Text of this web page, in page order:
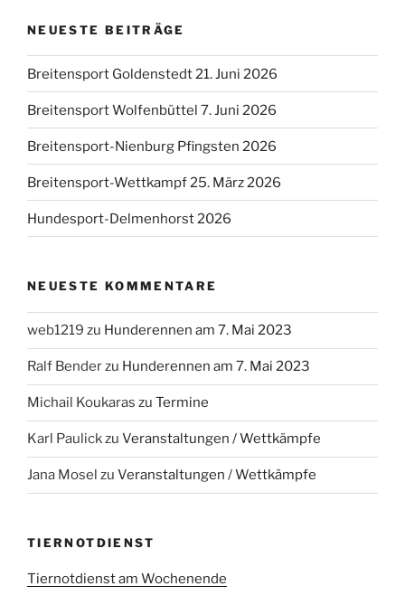
NEUESTE BEITRÄGE
Breitensport Goldenstedt 21. Juni 2026
Breitensport Wolfenbüttel 7. Juni 2026
Breitensport-Nienburg Pfingsten 2026
Breitensport-Wettkampf 25. März 2026
Hundesport-Delmenhorst 2026
NEUESTE KOMMENTARE
web1219 zu Hunderennen am 7. Mai 2023
Ralf Benderzu Hunderennen am 7. Mai 2023
Michail Koukaras zu Termine
Karl Paulickzu Veranstaltungen / Wettkämpfe
Jana Mosel zu Veranstaltungen / Wettkämpfe
TIERNOTDIENST
Tiernotdienst am Wochenende